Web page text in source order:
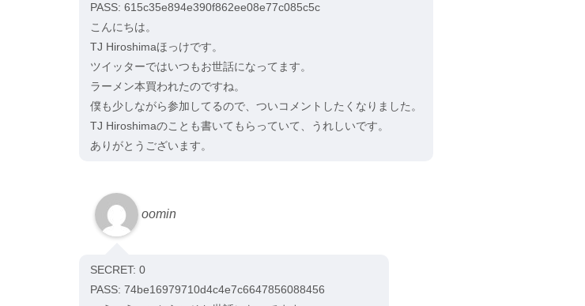
PASS: 615c35e894e390f862ee08e77c085c5c
こんにちは。
TJ Hiroshimaほっけです。
ツイッターではいつもお世話になってます。
ラーメン本買われたのですね。
僕も少しながら参加してるので、ついコメントしたくなりました。
TJ Hiroshimaのことも書いてもらっていて、うれしいです。
ありがとうございます。
oomin
SECRET: 0
PASS: 74be16979710d4c4e7c6647856088456